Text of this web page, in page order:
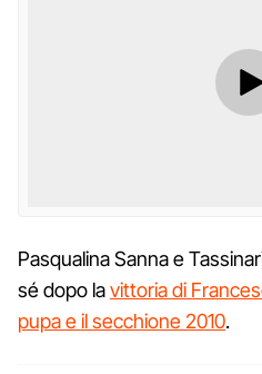
Pasqualina Sanna e
sé dopo lavittoria di
pupa e il secchione 2010.